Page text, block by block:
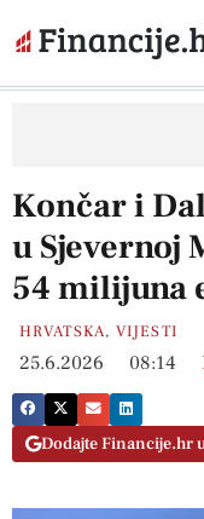
Končar i
u Sjevernoj
54 milijuna
HRVATSKA,VIJESTI
25.6.2026 08:14
Dodajte Financije.hr